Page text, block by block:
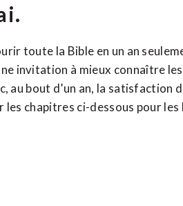
toute la Bible en un an
invitation à mieux connaître
bout d’un an, la satisfaction
les chapitres ci-dessous pour